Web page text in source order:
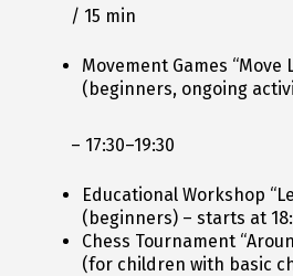
/ 15 min
Movement Games “Move
(beginners, ongoing
– 17:30–19:30
Educational Workshop
(beginners) – starts at
Chess Tournament
(for children with basic